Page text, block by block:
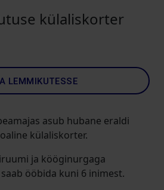
külaliskorter
LEMMIKUTESSE
asub hubane eraldi
külaliskorter.
ja kööginurgaga
ööbida kuni 6 inimest.